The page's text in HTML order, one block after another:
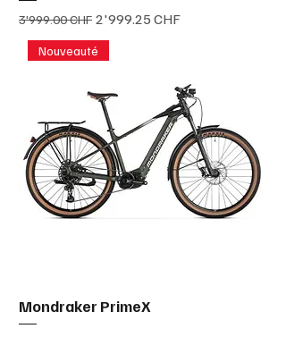
Prix original
3'999.00 CHF Prix promotionnel
2'999.25 CHF
Nouveauté
Mondraker PrimeX